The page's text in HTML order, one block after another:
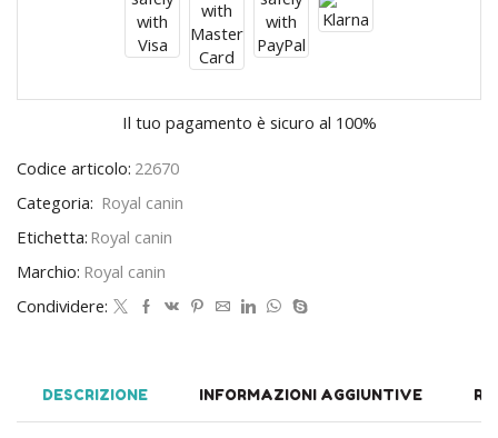
Il tuo pagamento è sicuro al 100%
Codice articolo: 22670
Categoria: Royal canin
Etichetta: Royal canin
Marchio: Royal canin
Condividere:
DESCRIZIONE INFORMAZIONI AGGIUNTIVE